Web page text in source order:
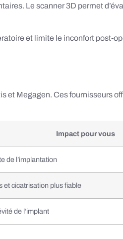
Le scanner 3D permet
et limite le inconfort post-
et Megagen. Ces fournisseurs
Impact pour vous
de l’implantation
et cicatrisation plus fiable
de l’implant